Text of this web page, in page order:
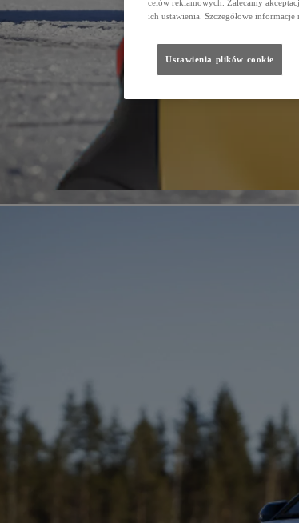
celów reklamowych. Zalecamy
ich ustawienia. Szczegółowe informacje
Ustawienia plików cookie